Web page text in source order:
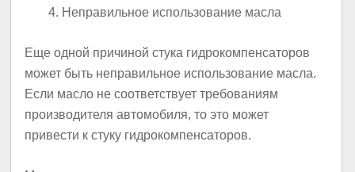
Неправильное использование масла
Еще одной причиной стука гидрокомпенсаторов
может быть неправильное использование масла.
Если масло не соответствует требованиям
производителя автомобиля, то это может
привести к стуку гидрокомпенсаторов.